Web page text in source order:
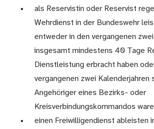
als Reservistin oder Reservist
Wehrdienst in der Bundeswehr
entweder in den vergangenen
insgesamt mindestens 40 Tage
Dienstleistung erbracht haben
vergangenen zwei Kalenderjahren
Angehöriger eines Bezirks- oder
Kreisverbindungskommandos
einen Freiwilligendienst ableisten